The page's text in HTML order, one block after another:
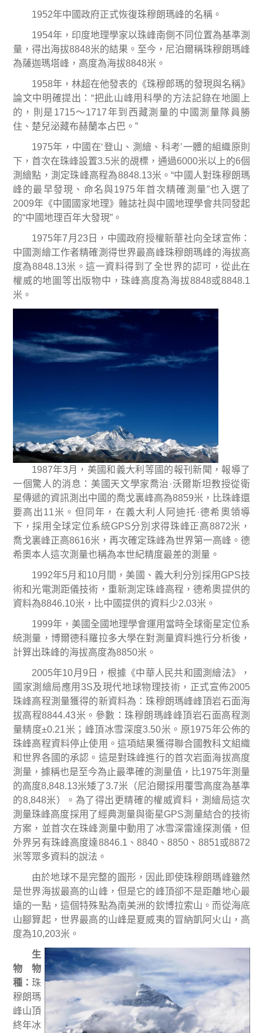
1952年中國政府正式恢復珠穆朗瑪峰的名稱。
1954年，印度地理學家以珠峰南側不同位置為基準測
量，得出海拔8848米的結果。至今，尼泊爾稱珠穆朗瑪峰
為薩迦瑪塔峰，高度為海拔8848米 。
1958年，林超在他發表的《珠穆郎瑪的發現與名稱》
論文中明確提出： “把此山峰用科學的方法記錄在地圖上
的，則是 1715～1717年到西藏測量的中國測量隊員勝
住、楚兒泌藏布赫蘭本占巴。 ”
1975年，中國在‘登山、測繪、科考’一體的組織原則
下，首次在珠峰設置3.5米的覘標，通過6000米以上的6個
測繪點，測定珠峰高程為8848.13米 。“中國人對珠穆朗瑪
峰的最早發現、命名與1975年首次精確測量”也入選了
2009年《中國國家地理》雜誌社與中國地理學會共同發起
的“中國地理百年大發現” 。
1975年7 月 23 日 ，中國政府授權新華社向全球宣佈：
中國測繪工作者精確測得世界最高峰珠穆朗瑪峰的海拔高
度為8848.13米 。這一資料得到了全世界的認可，從此在
權威的地圖等出版物中，珠峰高度為海拔8848或8848.1
米 。
1987年3月，美國和義大利等國的報刊新聞，報導了
一個驚人的消息：美國天文學家喬治 ·沃爾斯坦教授從衛
星傳遞的資訊測出中國的喬戈裏峰高為8859米 ，比珠峰還
要高出11米 。但同年，在義大利人阿迪托 ·德希奧領導
下，採用全球定位系統GPS分別求得珠峰正高8872米 ，
喬戈裏峰正高8616米 ，再次確定珠峰為世界第一高峰。德
希奧本人這次測量也稱為本世紀精度最差的測量。
1992年5月和10月間，美國、義大利分別採用 GPS技
術和光電測距儀技術，重新測定珠峰高程，德希奧提供的
資料為8846.10米 ，比中國提供的資料少2.03米 。
1999年，美國全國地理學會運用當時全球衛星定位系
統測量，博爾德科羅拉多大學在對測量資料進行分析後，
計算出珠峰的海拔高度為8850米 。
2005年10月 9 日 ，根據《中華人民共和國測繪法》，
國家測繪局應用 3S及現代地球物理技術，正式宣佈2005
珠峰高程測量獲得的新資料為：珠穆朗瑪峰峰頂岩石面海
拔高程8844.43米 。參數：珠穆朗瑪峰峰頂岩石面高程測
量精度±0.21米；峰頂冰雪深度3.50米。原1975年公佈的
珠峰高程資料停止使用。這項結果獲得聯合國教科文組織
和世界各國的承認。這是對珠峰進行的首次岩面海拔高度
測量，據稱也是至今為止最準確的測量值，比1975年測量
的高度8,848.13米矮了3.7米 （尼泊爾採用覆雪高度為基準
的8,848米）。為了得出更精確的權威資料，測繪局這次
測量珠峰高度採用了經典測量與衛星GPS測量結合的技術
方案，並首次在珠峰測量中動用了冰雪深雷達探測儀，但
外界另有珠峰高度達8846.1 、 8840、8850 、 8851或8872
米等眾多資料的說法。
由於地球不是完整的圓形，因此即使珠穆朗瑪峰雖然
是世界海拔最高的山峰，但是它的峰頂卻不是距離地心最
遠的一點，這個特殊點為南美洲的欽博拉索山。而從海底
山腳算起，世界最高的山峰是夏威夷的冒納凱阿火山，高
度為10,203米。
生
物物
種： 珠
穆朗瑪
峰山頂
終年冰